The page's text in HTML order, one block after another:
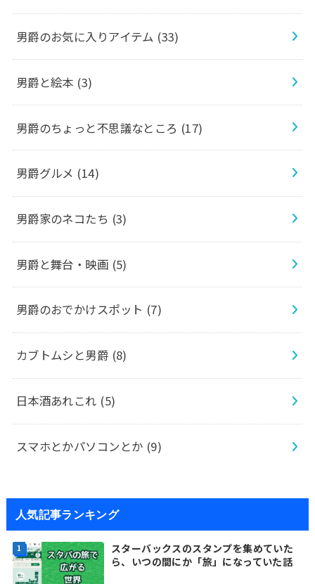
男爵のお気に入りアイテム (33)
男爵と絵本 (3)
男爵のちょっと不思議なところ (17)
男爵グルメ (14)
男爵家のネコたち (3)
男爵と舞台・映画 (5)
男爵のおでかけスポット (7)
カブトムシと男爵 (8)
日本酒あれこれ (5)
スマホとかパソコンとか (9)
人気記事ランキング
スターバックスのスタンプを集めていた
ら、いつの間にか「旅」になっていた話